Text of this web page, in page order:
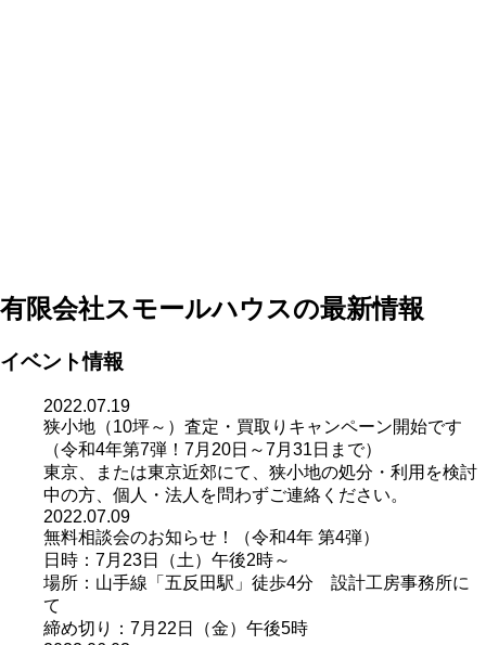
有限会社スモールハウスの最新情報
イベント情報
2022.07.19
狭小地（10坪～）査定・買取りキャンペーン開始です
（令和4年第7弾！7月20日～7月31日まで）
東京、または東京近郊にて、狭小地の処分・利用を検討
中の方、個人・法人を問わずご連絡ください。
2022.07.09
無料相談会のお知らせ！（令和4年 第4弾）
日時：7月23日（土）午後2時～
場所：山手線「五反田駅」徒歩4分 設計工房事務所に
て
締め切り：7月22日（金）午後5時